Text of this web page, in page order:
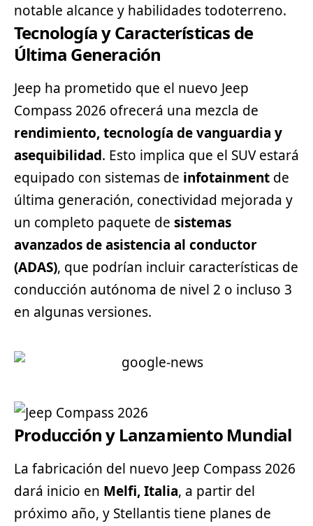
notable alcance y habilidades todoterreno.
Tecnología y Características de
Última Generación
Jeep ha prometido que el nuevo Jeep
Compass 2026 ofrecerá una mezcla de
rendimiento, tecnología de vanguardia y
asequibilidad. Esto implica que el SUV estará
equipado con sistemas de infotainment de
última generación, conectividad mejorada y
un completo paquete de sistemas
avanzados de asistencia al conductor
(ADAS), que podrían incluir características de
conducción autónoma de nivel 2 o incluso 3
en algunas versiones.
Producción y Lanzamiento Mundial
La fabricación del nuevo Jeep Compass 2026
dará inicio en Melfi, Italia, a partir del
próximo año, y Stellantis tiene planes de